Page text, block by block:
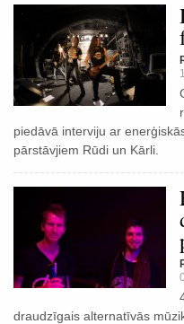
piedāvā interviju ar
pārstāvjiem Rūdi un Kārli.
draudzīgais alternatīvās